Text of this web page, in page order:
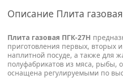
Описание Плита
Плита газовая ПГК-27Н
приготовления первых, вторых
наплитной посуде, а также для
полуфабрикатов из мяса, рыбы,
оснащена регулируемыми по